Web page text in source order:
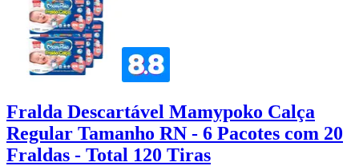
Fralda Descartável Mamypoko Calça
Regular Tamanho RN - 6 Pacotes com 20
Fraldas - Total 120 Tiras